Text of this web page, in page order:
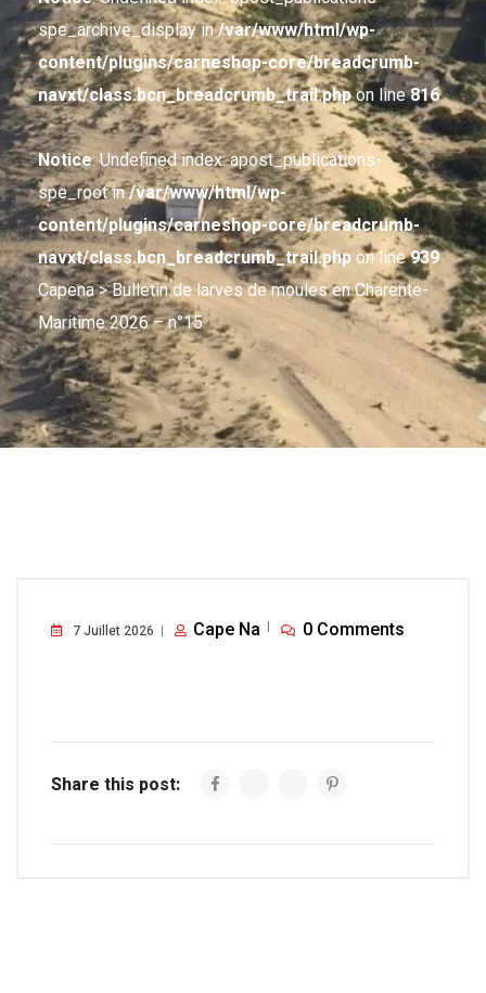
spe_archive_display in/var/www/html/wp-
content/plugins/carneshop-core/breadcrumb-
navxt/class.bcn_breadcrumb_trail.phpon line816
Notice: Undefined index: apost_publications-
spe_root in/var/www/html/wp-
content/plugins/carneshop-core/breadcrumb-
navxt/class.bcn_breadcrumb_trail.php on line939
Capena> Bulletin de larves de moules en Charente-
Maritime 2026 – n°15
7 Juillet 2026 Cape Na 0 Comments
Share this post: